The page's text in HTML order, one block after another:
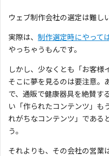
ウェブ制作会社の選定は難し
実際は、 制作選定時にやって
やっちゃうもんです。
しかし、少なくとも「お客様
そこに夢を見るのは要注意。
で、通販で健康器具を絶賛す
い「作られたコンテンツ」も
れがちなコンテンツ」である
う。
それよりも、その会社の営業